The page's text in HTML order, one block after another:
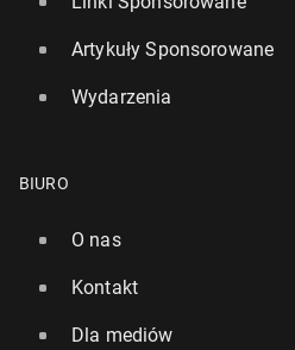
Artykuły Sponsorowane
Wydarzenia
BIURO
O nas
Kontakt
Dla mediów